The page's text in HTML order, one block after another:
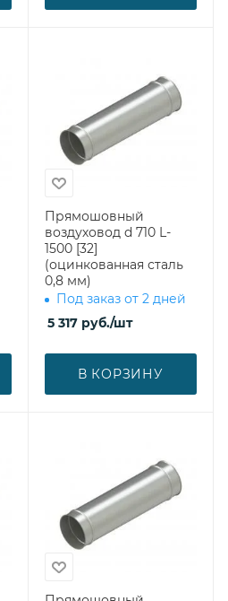
Прямошовный
воздуховод d 710 L-
1500 [32]
(оцинкованная сталь
0,8 мм)
Под заказ от 2 дней
5 317руб./шт
В КОРЗИНУ